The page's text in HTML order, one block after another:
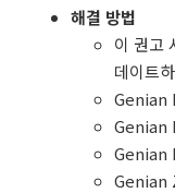
해결 방법
이 권고
데이트
Genian
Genian
Genian
Genian